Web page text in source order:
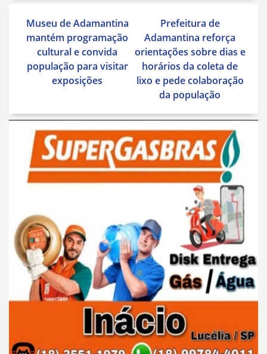
Navegação
de
Post
Museu de Adamantina
mantém programação
cultural e convida
população para visitar
exposições
Prefeitura de
Adamantina reforça
orientações sobre dias e
horários da coleta de
lixo e pede colaboração
da população